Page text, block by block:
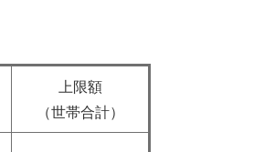
上限額
​（世帯合計）